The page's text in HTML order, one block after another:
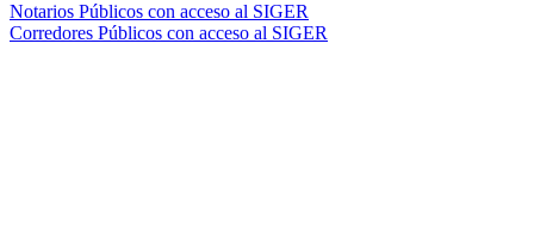
Notarios Públicos con acceso al SIGER
Corredores Públicos con acceso al SIGER